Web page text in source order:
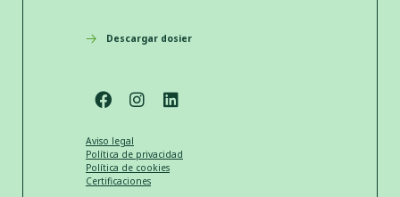
Descargar dosier
Aviso legal
Política de privacidad
Política de cookies
Certificaciones